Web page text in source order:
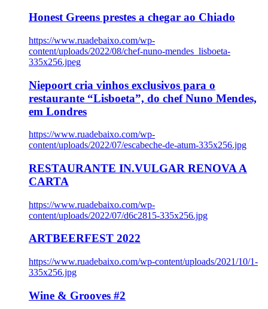
Honest Greens prestes a chegar ao Chiado
https://www.ruadebaixo.com/wp-
content/uploads/2022/08/chef-nuno-mendes_lisboeta-
335x256.jpeg
Niepoort cria vinhos exclusivos para o
restaurante “Lisboeta”, do chef Nuno Mendes,
em Londres
https://www.ruadebaixo.com/wp-
content/uploads/2022/07/escabeche-de-atum-335x256.jpg
RESTAURANTE IN.VULGAR RENOVA A
CARTA
https://www.ruadebaixo.com/wp-
content/uploads/2022/07/d6c2815-335x256.jpg
ARTBEERFEST 2022
https://www.ruadebaixo.com/wp-content/uploads/2021/10/1-
335x256.jpg
Wine & Grooves #2